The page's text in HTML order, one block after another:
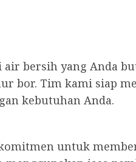
bersih yang Anda
bor. Tim kami siap
kebutuhan Anda.
untuk